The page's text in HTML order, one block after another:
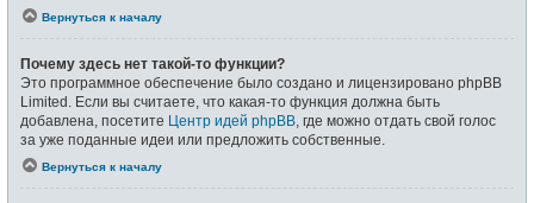
Вернуться к началу
Почему здесь нет такой-то функции?
Это программное обеспечение было создано и лицензировано phpBB
Limited. Если вы считаете, что какая-то функция должна быть
добавлена, посетите Центр идей phpBB , где можно отдать свой голос
за уже поданные идеи или предложить собственные.
Вернуться к началу